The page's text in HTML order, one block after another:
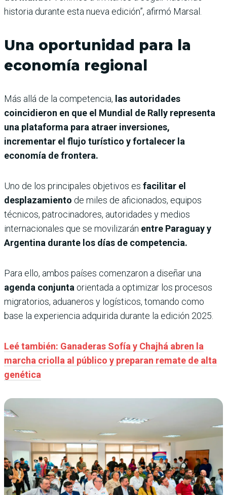
historia durante esta nueva edición”, afirmó Marsal.
Una oportunidad para la
economía regional
Más allá de la competencia, las autoridades
coincidieron en que el Mundial de Rally representa
una plataforma para atraer inversiones,
incrementar el flujo turístico y fortalecer la
economía de frontera.
Uno de los principales objetivos es facilitar el
desplazamiento de miles de aficionados, equipos
técnicos, patrocinadores, autoridades y medios
internacionales que se movilizarán entre Paraguay y
Argentina durante los días de competencia.
Para ello, ambos países comenzaron a diseñar una
agenda conjunta orientada a optimizar los procesos
migratorios, aduaneros y logísticos, tomando como
base la experiencia adquirida durante la edición 2025.
Leé también: Ganaderas Sofía y Chajhá abren la
marcha criolla al público y preparan remate de alta
genética